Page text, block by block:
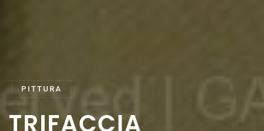
PITTURA
TRIFACCIA